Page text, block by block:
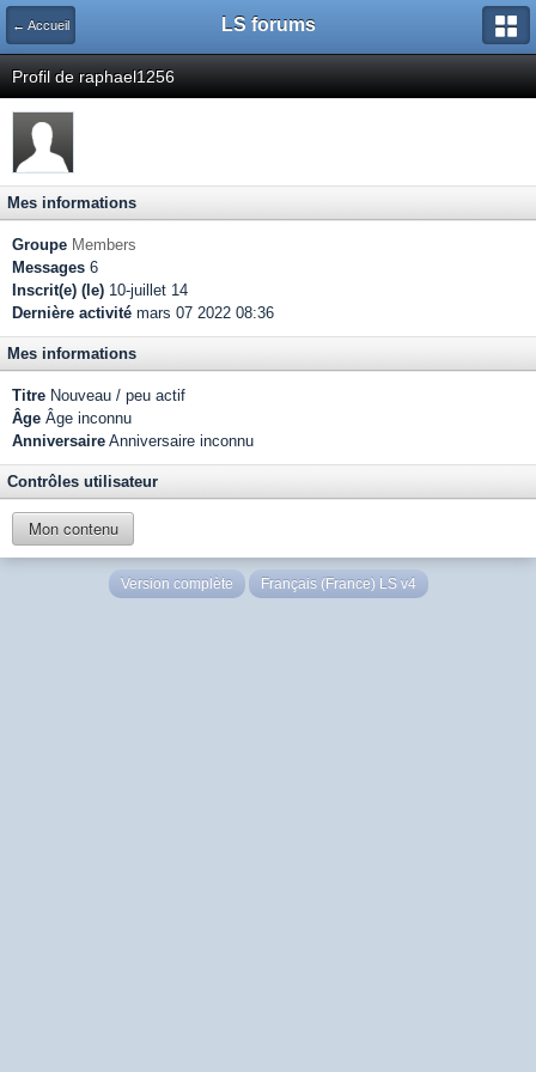
← Accueil LS forums
Profil de raphael1256
Mes informations
Groupe Members
Messages 6
Inscrit(e) (le) 10-juillet 14
Dernière activité mars 07 2022 08:36
Mes informations
Titre Nouveau / peu actif
Âge Âge inconnu
Anniversaire Anniversaire inconnu
Contrôles utilisateur
Mon contenu
Version complète Français (France) LS v4